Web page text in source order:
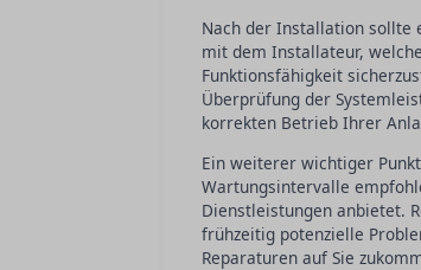
Nach der Installation sollte
mit dem Installateur,
Funktionsfähigkeit
Überprüfung der
korrekten Betrieb Ihrer
Ein weiterer wichtiger
Wartungsintervalle
Dienstleistungen anbietet.
frühzeitig potenzielle
Reparaturen auf Sie